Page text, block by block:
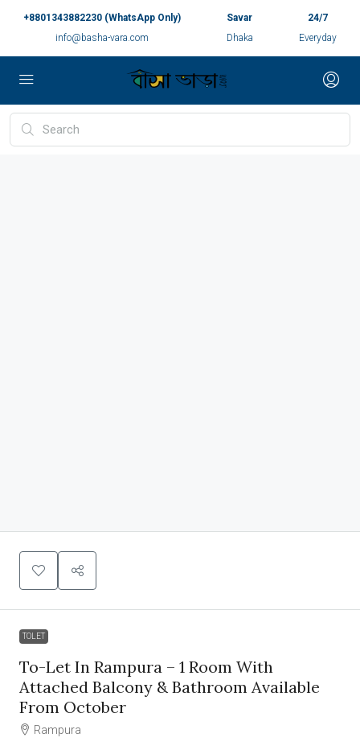
+8801343882230 (WhatsApp Only)
info@basha-vara.com
Savar
Dhaka
24/7
Everyday
TOLET
To-Let In Rampura – 1 Room With
Attached Balcony & Bathroom Available
From October
Rampura